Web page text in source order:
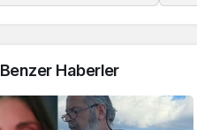
Benzer Haberler